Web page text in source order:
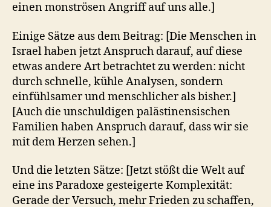
einen monströsen Angriff auf uns alle.]
Einige Sätze aus dem Beitrag: [Die Menschen in
Israel haben jetzt Anspruch darauf, auf diese
etwas andere Art betrachtet zu werden: nicht
durch schnelle, kühle Analysen, sondern
einfühlsamer und menschlicher als bisher.]
[Auch die unschuldigen palästinensischen
Familien haben Anspruch darauf, dass wir sie
mit dem Herzen sehen.]
Und die letzten Sätze: [Jetzt stößt die Welt auf
eine ins Paradoxe gesteigerte Komplexität:
Gerade der Versuch, mehr Frieden zu schaffen,